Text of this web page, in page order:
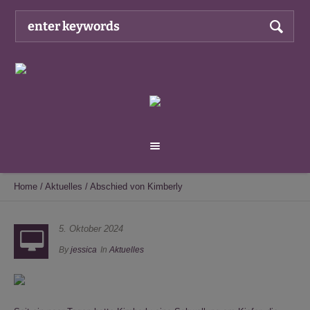
Home / Aktuelles / Abschied von Kimberly
5. Oktober 2024
By jessica In Aktuelles